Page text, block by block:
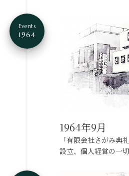
Events
1964
1964年9月
「有限会社さがみ典
設立、個人経営の一